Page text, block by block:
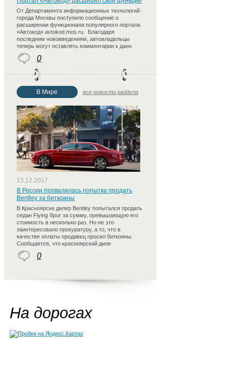
От Департамента информационных технологий
города Москвы поступило сообщение о
расширении функционала популярного портала
«Автокод» avtokod.mos.ru. Благодаря
последним нововведениям, автовладельцы
теперь могут оставлять комментарии к данн
0
В Мире все новости раздела
15.12.2017
В России провалилась попытка продать
Bentley за биткоины
В Красноярске дилер Bentley попытался продать
седан Flying Spur за сумму, превышающую его
стоимость в несколько раз. Но не это
заинтересовало прокуратуру, а то, что в
качестве оплаты продавец просил биткоины.
Сообщается, что красноярский диле
0
На дорогах